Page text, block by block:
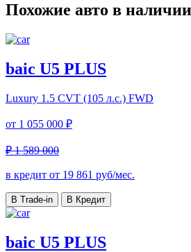
Похожие авто в
baic U5 PLUS
Luxury 1.5 CVT (105 л.с.) FWD
от 1 055 000 ₽
₽ 1 589 000
в кредит от 19 861 руб/мес.
В Trade-in В Кредит
baic U5 PLUS